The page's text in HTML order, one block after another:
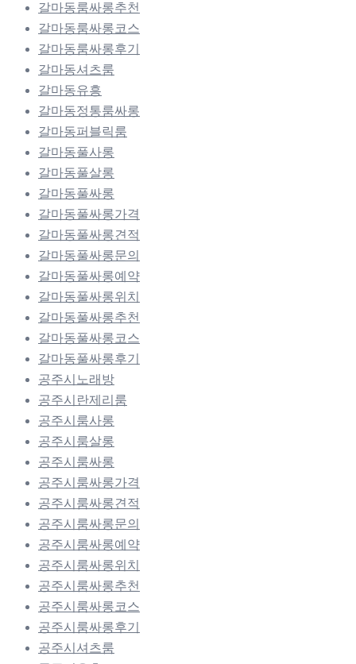
갈마동룸싸롱추천
갈마동룸싸롱코스
갈마동룸싸롱후기
갈마동셔츠룸
갈마동유흥
갈마동정통룸싸롱
갈마동퍼블릭룸
갈마동풀사롱
갈마동풀살롱
갈마동풀싸롱
갈마동풀싸롱가격
갈마동풀싸롱견적
갈마동풀싸롱문의
갈마동풀싸롱예약
갈마동풀싸롱위치
갈마동풀싸롱추천
갈마동풀싸롱코스
갈마동풀싸롱후기
공주시노래방
공주시란제리룸
공주시룸사롱
공주시룸살롱
공주시룸싸롱
공주시룸싸롱가격
공주시룸싸롱견적
공주시룸싸롱문의
공주시룸싸롱예약
공주시룸싸롱위치
공주시룸싸롱추천
공주시룸싸롱코스
공주시룸싸롱후기
공주시셔츠룸